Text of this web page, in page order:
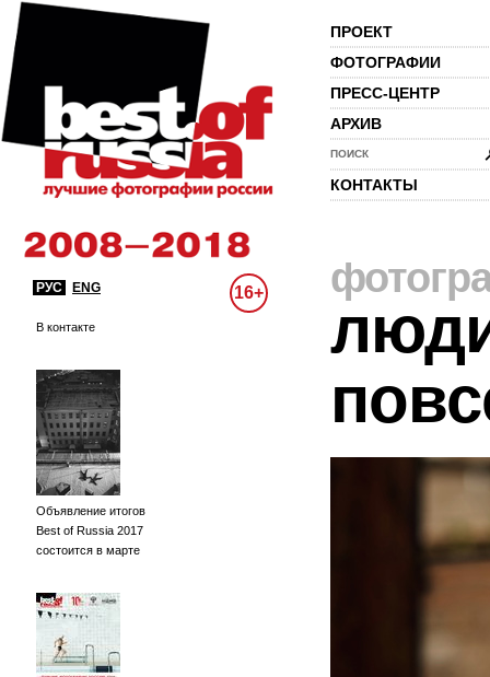
ПРОЕКТ
ФОТОГРАФИИ
ПРЕСС-ЦЕНТР
АРХИВ
ПОИСК
КОНТАКТЫ
РУС ENG 16+
В контакте
Объявление итогов
Best of Russia 2017
состоится в марте